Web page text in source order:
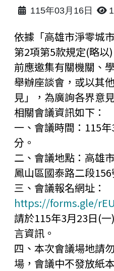
115年03月16日
依據「高雄市淨零城
第2項第5款規定(略
前應邀集有關機關、
舉辦座談會，或以其
見」，為廣詢各界意
相關會議資訊如下：
一、會議時間：115
分。
二、會議地點：高雄
鳳山區國泰路二段156
三、會議報名網址：
https://forms.gle/
請於115年3月23日(
言資訊。
四、本次會議場地請
場，會議中不發放紙